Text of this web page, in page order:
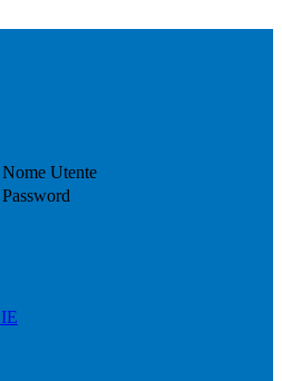
Nome Utente
Password